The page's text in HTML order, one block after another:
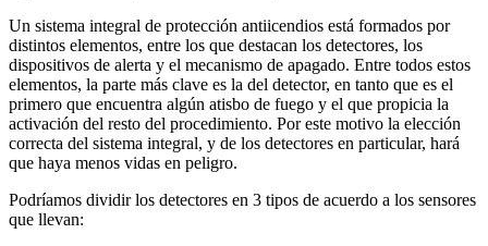
Un sistema integral de protección antiicendios está formados por
distintos elementos, entre los que destacan los detectores, los
dispositivos de alerta y el mecanismo de apagado. Entre todos estos
elementos, la parte más clave es la del detector, en tanto que es el
primero que encuentra algún atisbo de fuego y el que propicia la
activación del resto del procedimiento. Por este motivo la elección
correcta del sistema integral, y de los detectores en particular, hará
que haya menos vidas en peligro.
Podríamos dividir los detectores en 3 tipos de acuerdo a los sensores
que llevan: